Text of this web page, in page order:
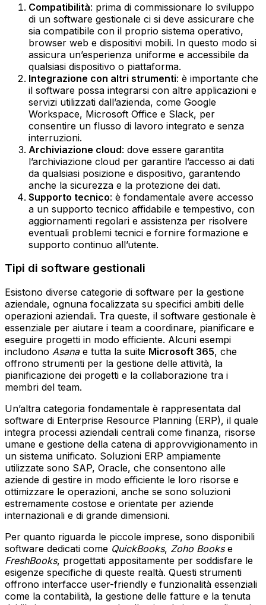
Compatibilità: prima di commissionare lo sviluppo
di un software gestionale ci si deve assicurare che
sia compatibile con il proprio sistema operativo,
browser web e dispositivi mobili. In questo modo si
assicura un’esperienza uniforme e accessibile da
qualsiasi dispositivo o piattaforma.‍
Integrazione con altri strumenti: è importante che
il software possa integrarsi con altre applicazioni e
servizi utilizzati dall’azienda, come Google
Workspace, Microsoft Office e Slack, per
consentire un flusso di lavoro integrato e senza
interruzioni.‍
Archiviazione cloud: dove essere garantita
l’archiviazione cloud per garantire l’accesso ai dati
da qualsiasi posizione e dispositivo, garantendo
anche la sicurezza e la protezione dei dati.‍
Supporto tecnico: è fondamentale avere accesso
a un supporto tecnico affidabile e tempestivo, con
aggiornamenti regolari e assistenza per risolvere
eventuali problemi tecnici e fornire formazione e
supporto continuo all’utente.
Tipi di software gestionali
Esistono diverse categorie di software per la gestione
aziendale, ognuna focalizzata su specifici ambiti delle
operazioni aziendali. Tra queste, il software gestionale è
essenziale per aiutare i team a coordinare, pianificare e
eseguire progetti in modo efficiente. Alcuni esempi
includono Asanae tutta la suite Microsoft 365, che
offrono strumenti per la gestione delle attività, la
pianificazione dei progetti e la collaborazione tra i
membri del team.
Un’altra categoria fondamentale è rappresentata dal
software di Enterprise Resource Planning (ERP), il quale
integra processi aziendali centrali come finanza, risorse
umane e gestione della catena di approvvigionamento in
un sistema unificato. Soluzioni ERP ampiamente
utilizzate sono SAP, Oracle, che consentono alle
aziende di gestire in modo efficiente le loro risorse e
ottimizzare le operazioni, anche se sono soluzioni
estremamente costose e orientate per aziende
internazionali e di grande dimensioni.
Per quanto riguarda le piccole imprese, sono disponibili
software dedicati come QuickBooks, Zoho Bookse
FreshBooks, progettati appositamente per soddisfare le
esigenze specifiche di queste realtà. Questi strumenti
offrono interfacce user-friendly e funzionalità essenziali
come la contabilità, la gestione delle fatture e la tenuta